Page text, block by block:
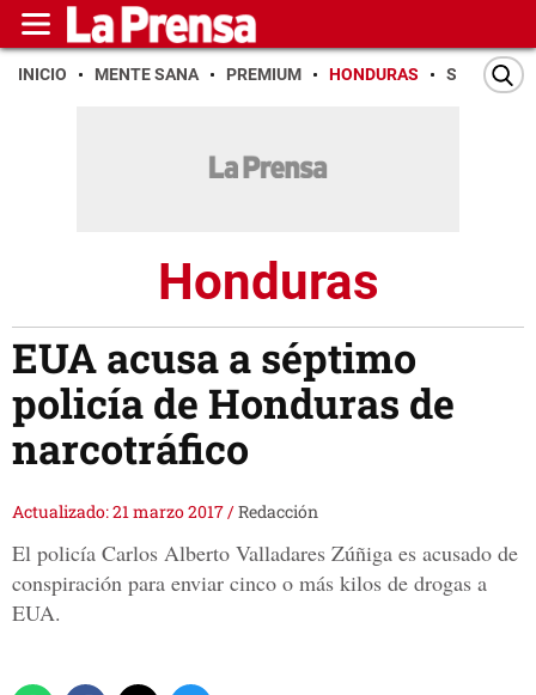
INICIO MENTE SANA PREMIUM HONDURAS SAN PEDRO
Honduras
EUA acusa a séptimo
policía de Honduras de
narcotráfico
Actualizado: 21 marzo 2017/Redacción
El policía Carlos Alberto Valladares Zúñiga es acusado de
conspiración para enviar cinco o más kilos de drogas a
EUA.